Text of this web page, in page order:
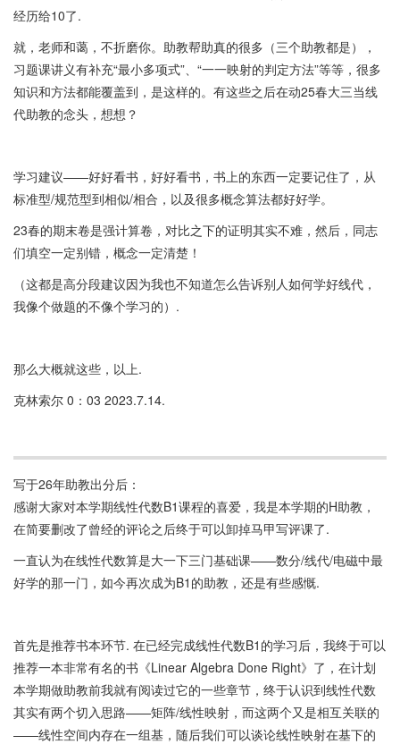
经历给10了.
就，老师和蔼，不折磨你。助教帮助真的很多（三个助教都是），
习题课讲义有补充“最小多项式”、“一一映射的判定方法”等等，很多
知识和方法都能覆盖到，是这样的。有这些之后在动25春大三当线
代助教的念头，想想？
学习建议——好好看书，好好看书，书上的东西一定要记住了，从
标准型/规范型到相似/相合，以及很多概念算法都好好学。
23春的期末卷是强计算卷，对比之下的证明其实不难，然后，同志
们填空一定别错，概念一定清楚！
（这都是高分段建议因为我也不知道怎么告诉别人如何学好线代，
我像个做题的不像个学习的）.
那么大概就这些，以上.
克林索尔 0：03 2023.7.14.
写于26年助教出分后：
感谢大家对本学期线性代数B1课程的喜爱，我是本学期的H助教，
在简要删改了曾经的评论之后终于可以卸掉马甲写评课了.
一直认为在线性代数算是大一下三门基础课——数分/线代/电磁中最
好学的那一门，如今再次成为B1的助教，还是有些感慨.
首先是推荐书本环节. 在已经完成线性代数B1的学习后，我终于可以
推荐一本非常有名的书《Linear Algebra Done Right》了，在计划
本学期做助教前我就有阅读过它的一些章节，终于认识到线性代数
其实有两个切入思路——矩阵/线性映射，而这两个又是相互关联的
——线性空间内存在一组基，随后我们可以谈论线性映射在基下的